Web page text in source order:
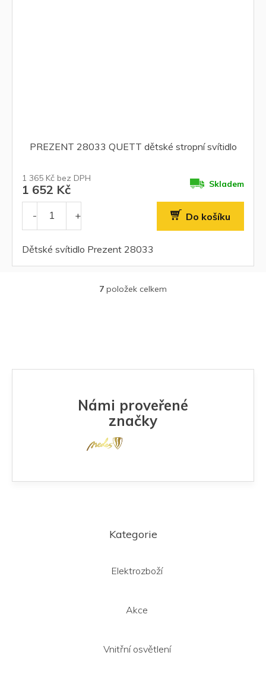
PREZENT 28033 QUETT dětské stropní svítidlo
1 365 Kč bez DPH
1 652 Kč Skladem
Do košíku
Dětské svítidlo Prezent 28033
O
í
v
k
y
s
7 položek celkem
Námi proveřené
značky
Kategorie
Elektrozboží
Akce
Vnitřní osvětlení